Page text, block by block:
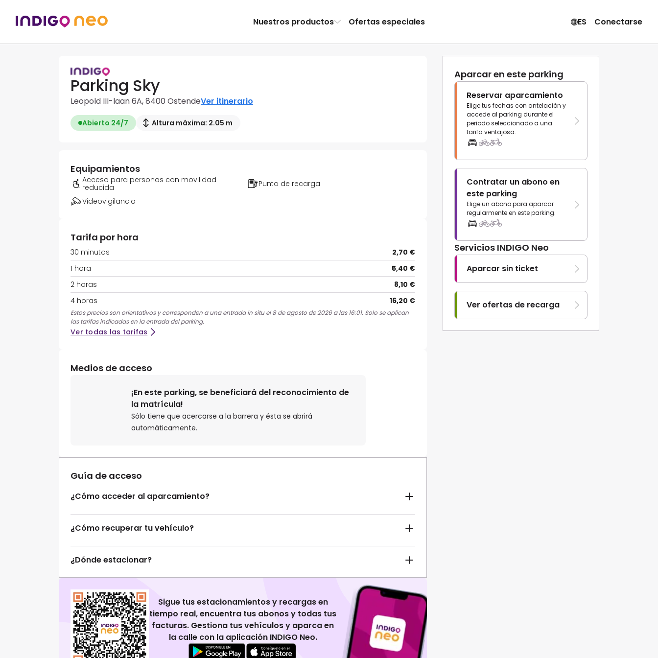
Nuestros productos Ofertas especiales ES Conectarse
Parking Sky
Leopold III-laan 6A, 8400 OstendeVer itinerario
Abierto 24/7 Altura máxima: 2.05 m
Aparcar en este parking
Reservar aparcamiento
Elige tus fechas con antelación y
accede al parking durante el
periodo seleccionado a una
tarifa ventajosa.
Contratar un abono en
este parking
Elige un abono para aparcar
regularmente en este parking.
Servicios INDIGO Neo
Aparcar sin ticket
Ver ofertas de recarga
Equipamientos
Acceso para personas con movilidad
reducida
Punto de recarga
Videovigilancia
Tarifa por hora
30 minutos
2,70 €
1 hora
5,40 €
2 horas
8,10 €
4 horas
16,20 €
Estos precios son orientativos y corresponden a una entrada in situ el 8 de agosto de 2026 a las 16:01. Solo se aplican
las tarifas indicadas en la entrada del parking.
Ver todas las tarifas
Medios de acceso
¡En este parking, se beneficiará del reconocimiento de
la matrícula!
Sólo tiene que acercarse a la barrera y ésta se abrirá
automáticamente.
Guía de acceso
¿Cómo acceder al aparcamiento?
¿Cómo recuperar tu vehículo?
¿Dónde estacionar?
Sigue tus estacionamientos y recargas en
tiempo real, encuentra tus abonos y todas tus
facturas. Gestiona tus vehículos y aparca en
la calle con la aplicación INDIGO Neo.